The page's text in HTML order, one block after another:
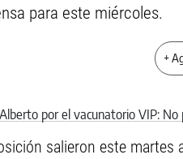
para este miércoles.
+
salieron este